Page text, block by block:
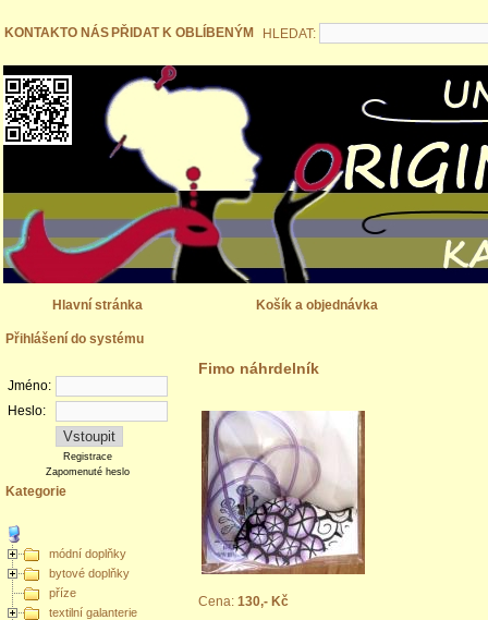
KONTAKTO NÁS PŘIDAT K OBLÍBENÝM HLEDAT:
Hlavní stránka Košík a objednávka
Přihlášení do systému
Jméno:
Heslo:
Registrace
Zapomenuté heslo
Kategorie
módní doplňky
bytové doplňky
příze
textilní galanterie
Fimo náhrdelník
Cena: 130,- Kč